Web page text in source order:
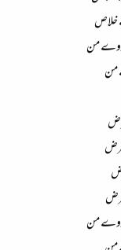
خلاص​
من​
من​
من​